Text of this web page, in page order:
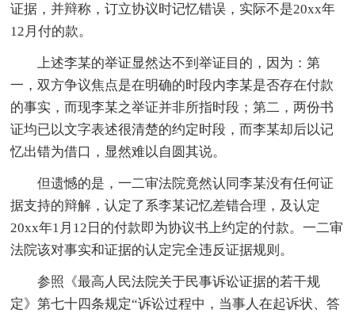
证据，并辩称，订立协议时记忆错误，实际不是20xx年
12月付的款。
上述李某的举证显然达不到举证目的，因为：第
一，双方争议焦点是在明确的时段内李某是否存在付款
的事实，而现李某之举证并非所指时段；第二，两份书
证均已以文字表述很清楚的约定时段，而李某却后以记
忆出错为借口，显然难以自圆其说。
但遗憾的是，一二审法院竟然认同李某没有任何证
据支持的辩解，认定了系李某记忆差错合理，及认定
20xx年1月12日的付款即为协议书上约定的付款。一二审
法院该对事实和证据的认定完全违反证据规则。
参照《最高人民法院关于民事诉讼证据的若干规
定》第七十四条规定“诉讼过程中，当事人在起诉状、答